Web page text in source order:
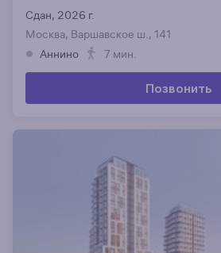
Сдан, 2026 г.
Москва, Варшавское ш., 141
Аннино
7 мин.
Позвонить